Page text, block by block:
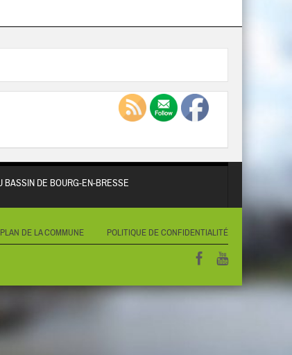
BASSIN DE BOURG-EN-BRESSE
PLAN DE LA COMMUNE POLITIQUE DE CONFIDENTIALITÉ